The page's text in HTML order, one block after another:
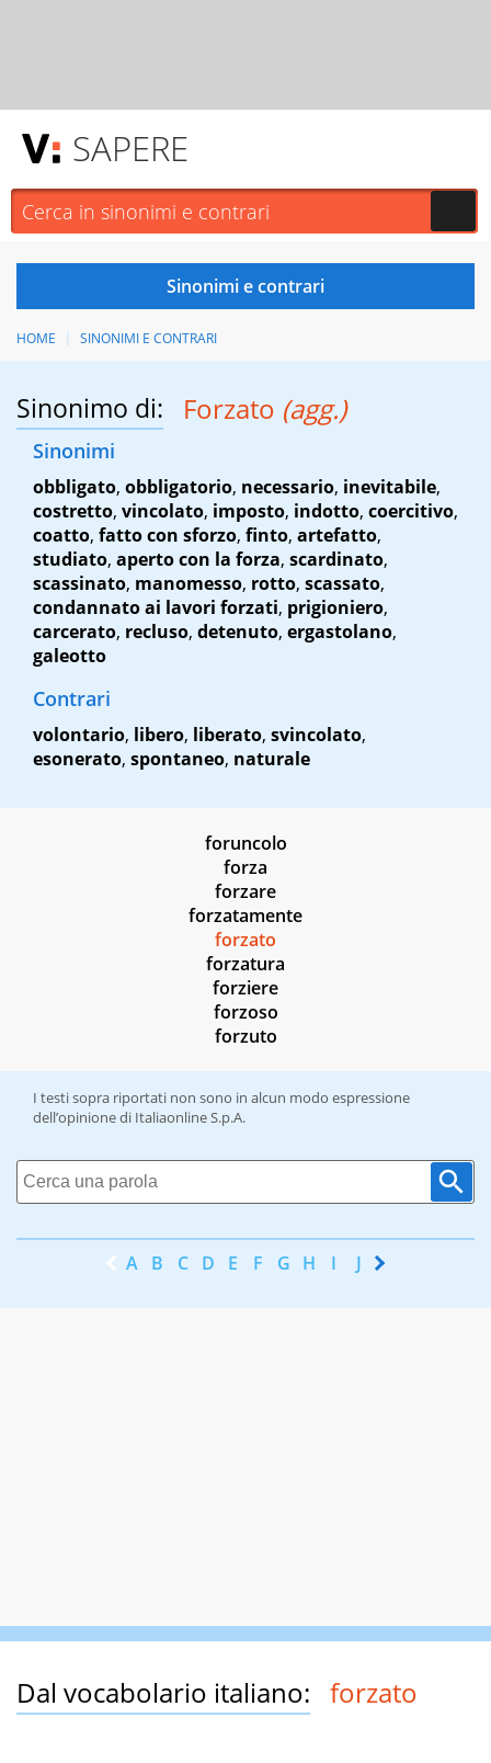
SAPERE
HOME SINONIMI E CONTRARI
Sinonimo di: Forzato (agg.)
Sinonimi
obbligato, obbligatorio, necessario, inevitabile,
costretto, vincolato, imposto, indotto, coercitivo,
coatto, fatto con sforzo, finto, artefatto,
studiato, aperto con la forza, scardinato,
scassinato, manomesso, rotto, scassato,
condannato ai lavori forzati, prigioniero,
carcerato, recluso, detenuto, ergastolano,
galeotto
Contrari
volontario, libero, liberato, svincolato,
esonerato, spontaneo, naturale
foruncolo
forza
forzare
forzatamente
forzato
forzatura
forziere
forzoso
forzuto
I testi sopra riportati non sono in alcun modo espressione
dell’opinione di Italiaonline S.p.A.
A B C D E F G H I J K
Dal vocabolario italiano: forzato